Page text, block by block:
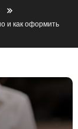
и как оформить